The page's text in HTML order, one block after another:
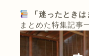
「迷ったときは
まとめた特集記事